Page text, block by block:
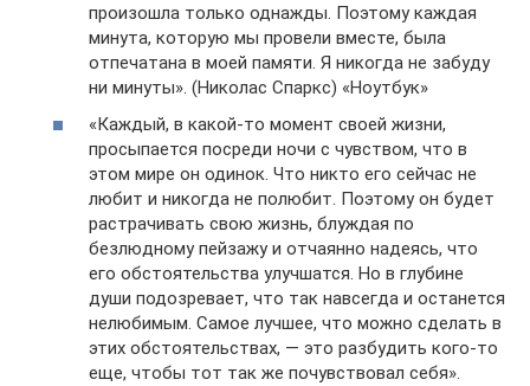
произошла только однажды. Поэтому каждая
минута, которую мы провели вместе, была
отпечатана в моей памяти. Я никогда не забуду
ни минуты». (Николас Спаркс) «Ноутбук»
«Каждый, в какой-то момент своей жизни,
просыпается посреди ночи с чувством, что в
этом мире он одинок. Что никто его сейчас не
любит и никогда не полюбит. Поэтому он будет
растрачивать свою жизнь, блуждая по
безлюдному пейзажу и отчаянно надеясь, что
его обстоятельства улучшатся. Но в глубине
души подозревает, что так навсегда и останется
нелюбимым. Самое лучшее, что можно сделать в
этих обстоятельствах, — это разбудить кого-то
еще, чтобы тот так же почувствовал себя».